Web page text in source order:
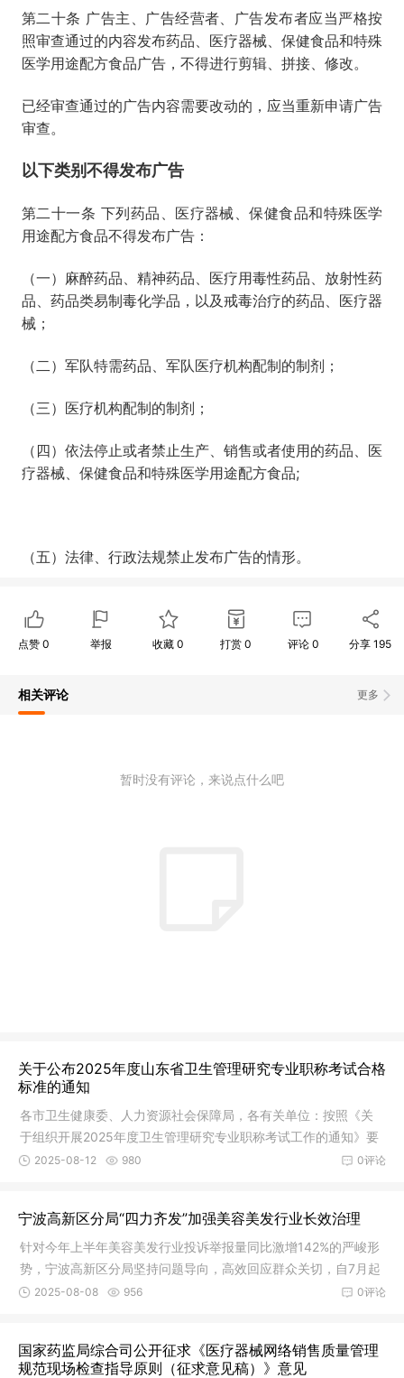
第二十条 广告主、广告经营者、广告发布者应当严格按
照审查通过的内容发布药品、医疗器械、保健食品和特殊
医学用途配方食品广告，不得进行剪辑、拼接、修改。
已经审查通过的广告内容需要改动的，应当重新申请广告
审查。
以下类别不得发布广告
第二十一条 下列药品、医疗器械、保健食品和特殊医学
用途配方食品不得发布广告：
（一）麻醉药品、精神药品、医疗用毒性药品、放射性药
品、药品类易制毒化学品，以及戒毒治疗的药品、医疗器
械；
（二）军队特需药品、军队医疗机构配制的制剂；
（三）医疗机构配制的制剂；
（四）依法停止或者禁止生产、销售或者使用的药品、医
疗器械、保健食品和特殊医学用途配方食品;
（五）法律、行政法规禁止发布广告的情形。
点赞 0 举报 收藏0 打赏 0 评论 0 分享195
更多
相关评论
暂时没有评论，来说点什么吧
关于公布2025年度山东省卫生管理研究专业职称考试合格
标准的通知
各市卫生健康委、人力资源社会保障局，各有关单位：按照《关
于组织开展2025年度卫生管理研究专业职称考试工作的通知》要
求，经研
0评论
2025-08-12 980
宁波高新区分局“四力齐发”加强美容美发行业长效治理
针对今年上半年美容美发行业投诉举报量同比激增142%的严峻形
势，宁波高新区分局坚持问题导向，高效回应群众关切，自7月起
启动专
0评论
2025-08-08 956
国家药监局综合司公开征求《医疗器械网络销售质量管理
规范现场检查指导原则（征求意见稿）》意见